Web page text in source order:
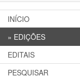
INÍCIO
» EDIÇÕES
EDITAIS
PESQUISAR